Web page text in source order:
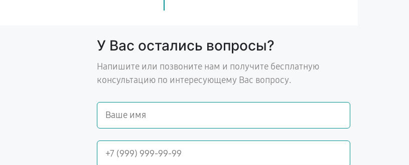
У Вас остались вопросы?
Напишите или позвоните нам и получите бесплатную
консультацию по интересующему Вас вопросу.